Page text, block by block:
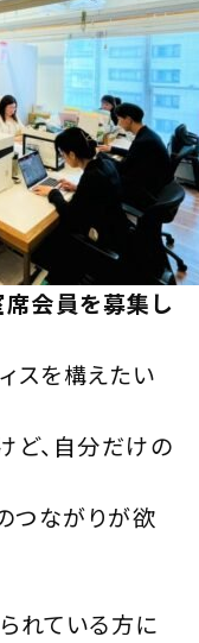
会員を募集し
スを構えたい
ど、自分だけの
つながりが欲
れている方に